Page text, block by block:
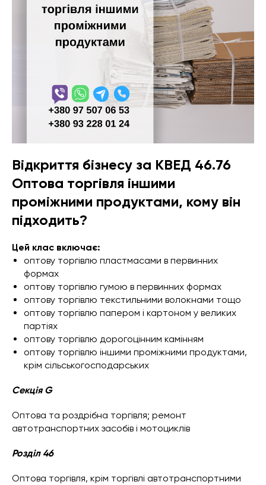
Відкриття бізнесу за КВЕД 46.76
Оптова торгівля іншими
проміжними продуктами, кому він
підходить?
Цей клас включає:
оптову торгівлю пластмасами в первинних
формах
оптову торгівлю гумою в первинних формах
оптову торгівлю текстильними волокнами тощо
оптову торгівлю папером і картоном у великих
партіях
оптову торгівлю дорогоцінним камінням
оптову торгівлю іншими проміжними продуктами,
крім сільськогосподарських
Секція G
Оптова та роздрібна торгівля; ремонт
автотранспортних засобів і мотоциклів
Розділ 46
Оптова торгівля, крім торгівлі автотранспортними